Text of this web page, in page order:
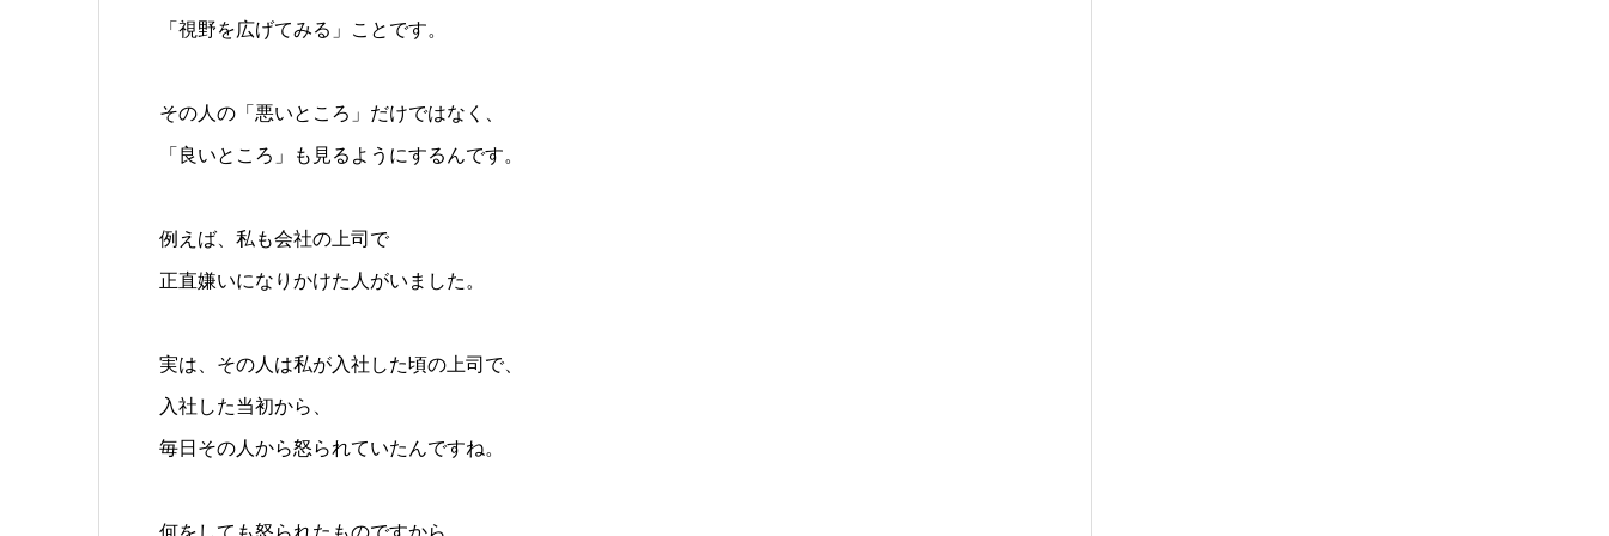
「視野を広げてみる」ことです。
その人の「悪いところ」だけではなく、
「良いところ」も見るようにするんです。
例えば、私も会社の上司で
正直嫌いになりかけた人がいました。
実は、その人は私が入社した頃の上司で、
入社した当初から、
毎日その人から怒られていたんですね。